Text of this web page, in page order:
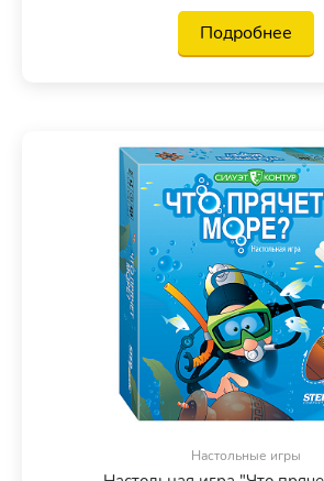
Подробнее
Настольные игры